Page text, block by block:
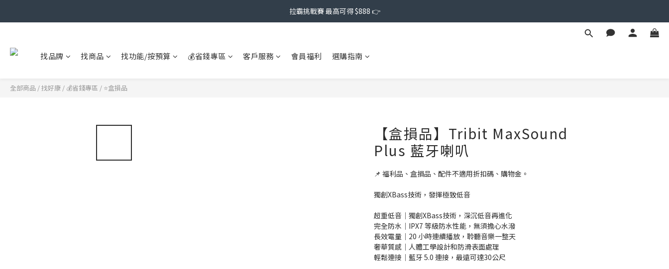
拉霸挑戰賽 最高可得 $888 👉
找品牌 找商品 找功能/按預算 💰省錢專區 客戶服務 會員福利 選購指南
全部商品 /找好康 / 💰省錢專區 / ⭐盒損品
【盒損品】Tribit MaxSound
Plus 藍牙喇叭
📌 福利品、盒損品、配件不適用折扣碼、購物金。
獨創XBass技術，發揮極致低音
超重低音｜獨創XBass技術，深沉低音再進化
完全防水｜IPX7 等級防水性能，無須擔心水潑
長效電量｜20 小時連續播放，聆聽音樂一整天
奢華質感｜人體工學設計和防滑表面處理
輕鬆連接｜藍牙 5.0 連接，最遠可達30公尺